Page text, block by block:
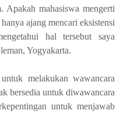
Apakah mahasiswa mengerti
ajang mencari eksistensi
hal tersebut saya
Yogyakarta.
melakukan wawancara
bersedia untuk diwawancara
untuk menjawab